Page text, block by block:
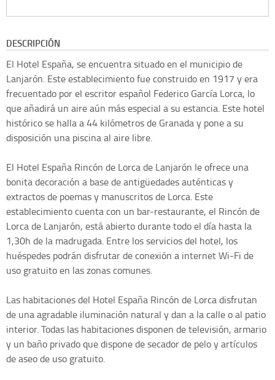
DESCRIPCIÓN
El Hotel España, se encuentra situado en el municipio de
Lanjarón. Este establecimiento fue construido en 1917 y era
frecuentado por el escritor español Federico García Lorca, lo
que añadirá un aire aún más especial a su estancia. Este hotel
histórico se halla a 44 kilómetros de Granada y pone a su
disposición una piscina al aire libre.
El Hotel España Rincón de Lorca de Lanjarón le ofrece una
bonita decoración a base de antigüedades auténticas y
extractos de poemas y manuscritos de Lorca. Este
establecimiento cuenta con un bar-restaurante, el Rincón de
Lorca de Lanjarón, está abierto durante todo el día hasta la
1,30h de la madrugada. Entre los servicios del hotel, los
huéspedes podrán disfrutar de conexión a internet Wi-Fi de
uso gratuito en las zonas comunes.
Las habitaciones del Hotel España Rincón de Lorca disfrutan
de una agradable iluminación natural y dan a la calle o al patio
interior. Todas las habitaciones disponen de televisión, armario
y un baño privado que dispone de secador de pelo y artículos
de aseo de uso gratuito.